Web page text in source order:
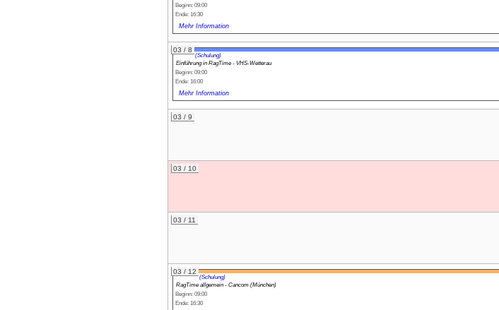
Beginn: 09:00
Ende: 16:30
Mehr Information
03 / 8
(Schulung)
Einführung in RagTime - VHS-Wetterau
Beginn: 09:00
Ende: 16:00
Mehr Information
03 / 9
03 / 10
03 / 11
03 / 12
(Schulung)
RagTime allgemein - Cancom (München)
Beginn: 09:00
Ende: 16:30